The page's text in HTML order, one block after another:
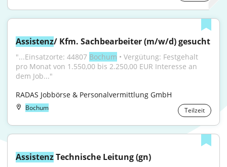
Assistenz/ Kfm. Sachbearbeiter (m/w/d) gesucht
"...Einsatzorte: 44807 Bochum • Vergütung: Festgehalt
pro Monat von 1.550,00 bis 2.250,00 EUR Interesse an
dem Job..."
RADAS Jobbörse & Personalvermittlung GmbH
Bochum Teilzeit
Assistenz Technische Leitung (gn)